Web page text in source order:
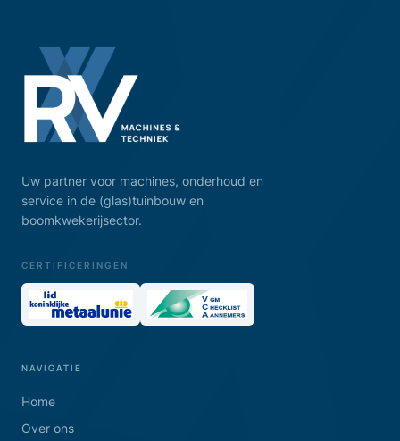
Uw partner voor machines, onderhoud en
service in de (glas)tuinbouw en
boomkwekerijsector.
CERTIFICERINGEN
NAVIGATIE
Home
Over ons